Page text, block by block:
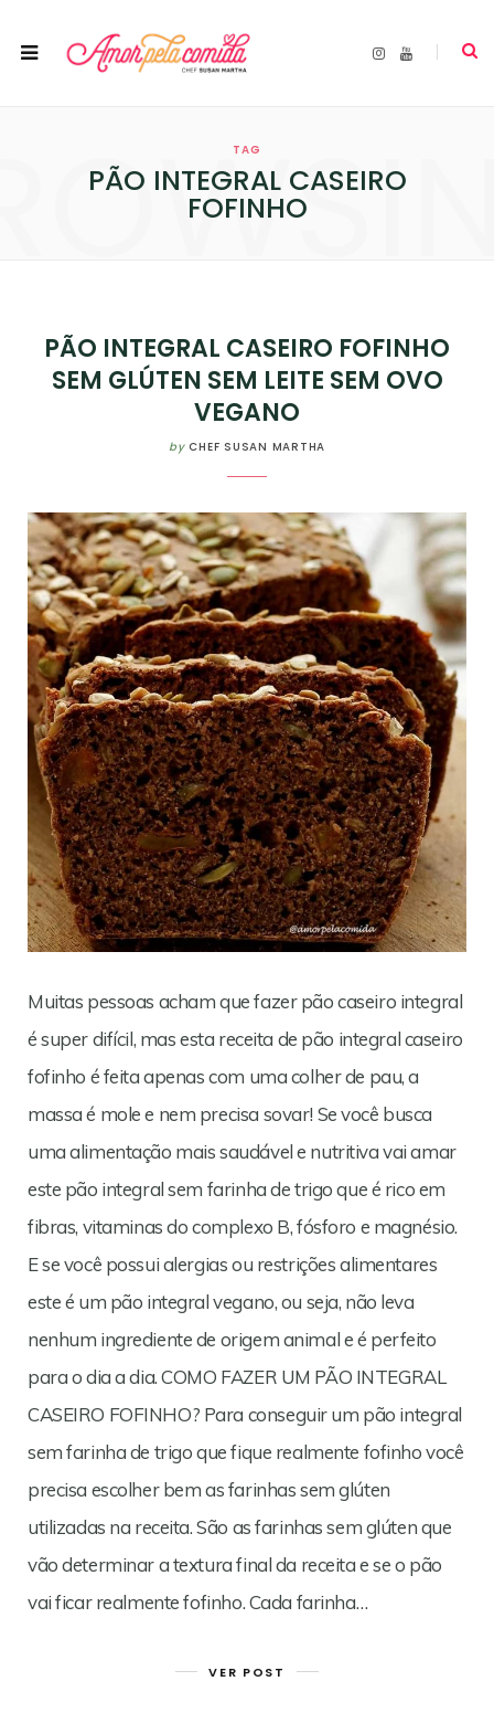
I
Y
TAG
PÃO INTEGRAL CASEIRO
FOFINHO
PÃO INTEGRAL CASEIRO FOFINHO
SEM GLÚTEN SEM LEITE SEM OVO
VEGANO
by CHEF SUSAN MARTHA
Muitas pessoas acham que fazer pão caseiro integral
é super difícil, mas esta receita de pão integral caseiro
fofinho é feita apenas com uma colher de pau, a
massa é mole e nem precisa sovar! Se você busca
uma alimentação mais saudável e nutritiva vai amar
este pão integral sem farinha de trigo que é rico em
fibras, vitaminas do complexo B, fósforo e magnésio.
E se você possui alergias ou restrições alimentares
este é um pão integral vegano, ou seja, não leva
nenhum ingrediente de origem animal e é perfeito
para o dia a dia. COMO FAZER UM PÃO INTEGRAL
CASEIRO FOFINHO? Para conseguir um pão integral
sem farinha de trigo que fique realmente fofinho você
precisa escolher bem as farinhas sem glúten
utilizadas na receita. São as farinhas sem glúten que
vão determinar a textura final da receita e se o pão
vai ficar realmente fofinho. Cada farinha…
VER POST